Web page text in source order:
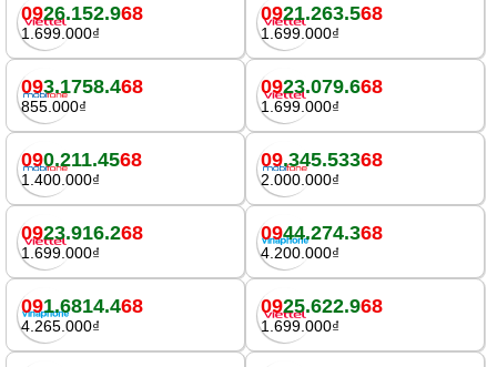
0926.152.968
1.699.000₫
0921.263.568
1.699.000₫
093.1758.468
855.000₫
0923.079.668
1.699.000₫
090.211.4568
1.400.000₫
09.345.53368
2.000.000₫
0923.916.268
1.699.000₫
0944.274.368
4.200.000₫
091.6814.468
4.265.000₫
0925.622.968
1.699.000₫